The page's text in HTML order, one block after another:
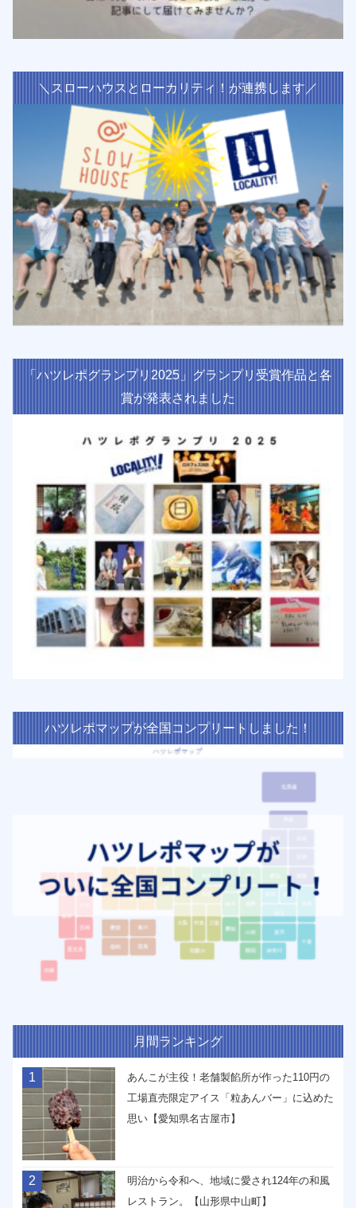
＼スローハウスとローカリティ！が連携します／
「ハツレポグランプリ2025」グランプリ受賞作品と各
賞が発表されました
ハツレポマップが全国コンプリートしました！
月間ランキング
1
あんこが主役！老舗製餡所が作った110円の
工場直売限定アイス「粒あんバー」に込めた
思い【愛知県名古屋市】
2
明治から令和へ、地域に愛され124年の和風
レストラン。【山形県中山町】